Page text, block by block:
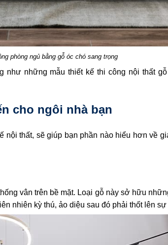
phòng ngủ bằng gỗ óc chó sang trọng
những mẫu thiết kế thi công nội thất
cho ngôi nhà bạn
thất, sẽ giúp bạn phần nào hiểu hơn về
vân trên bề mặt. Loại gỗ này sở hữu
nhiên kỳ thú, ảo diệu sau đó phải thốt lên sự